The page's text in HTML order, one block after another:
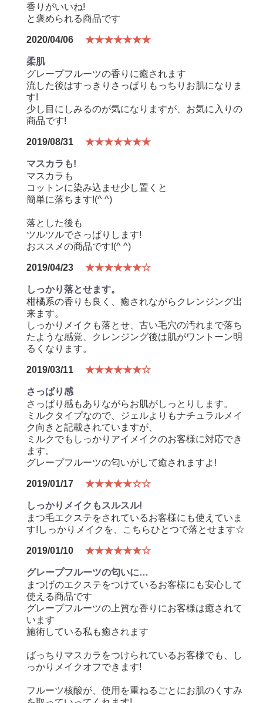
香りがいいね!
と褒められる商品です
2020/04/06 ★★★★★★★
柔肌
グレープフルーツの香りに癒されます
流した後はすっきりさっぱりもっちりお肌になりま
す!
少し目にしみるのが気になりますが、お気に入りの
商品です!
2019/08/31 ★★★★★★★
マスカラも!
マスカラも
コットンに染み込ませ少し置くと
簡単に落ちます!(^ ^)
落とした後も
ツルツルでさっぱりします!
おススメの商品です!(^ ^)
2019/04/23 ★★★★★★☆
しっかり落とせます。
柑橘系の香りも良く、癒されながらクレンジング出
来ます。
しっかりメイクも落とせ、古い毛穴の汚れまで落ち
たような感覚、クレンジング後は肌がワントーン明
るくなります。
2019/03/11 ★★★★★★☆
さっぱり感
さっぱり感もありながらお肌がしっとりします。
ミルクタイプなので、ジェルよりもナチュラルメイ
ク向きと記載されていますが、
ミルクでもしっかりアイメイクのお客様に対応でき
ます。
グレープフルーツの匂いがして癒されますよ!
2019/01/17 ★★★★★☆☆
しっかりメイクもスルスル!
まつ毛エクステをされているお客様にも使えていま
す!しっかりメイクを、こちらひとつで落とせます☆
2019/01/10 ★★★★★★☆
グレープフルーツの匂いに…
まつげのエクステをつけているお客様にも安心して
使える商品です
グレープフルーツの上質な香りにお客様は癒されて
います
施術している私も癒されます
ばっちりマスカラをつけられているお客様でも、し
っかりメイクオフできます!
フルーツ核酸が、使用を重ねるごとにお肌のくすみ